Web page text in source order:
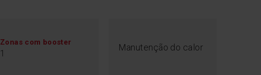
Zonas com booster
1
Manutenção do calor